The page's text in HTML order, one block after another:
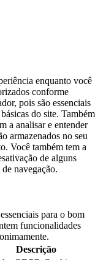
enquanto você
conforme
pois são essenciais
do site. Também
a analisar e entender
armazenados no seu
Você também tem a
de alguns
navegação.
para o bom
funcionalidades
Descrição